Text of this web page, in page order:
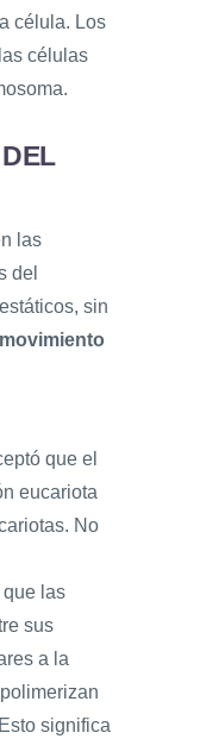
célula. Los
células
las
del
sin
que el
eucariota
No
las
sus
a la
significa